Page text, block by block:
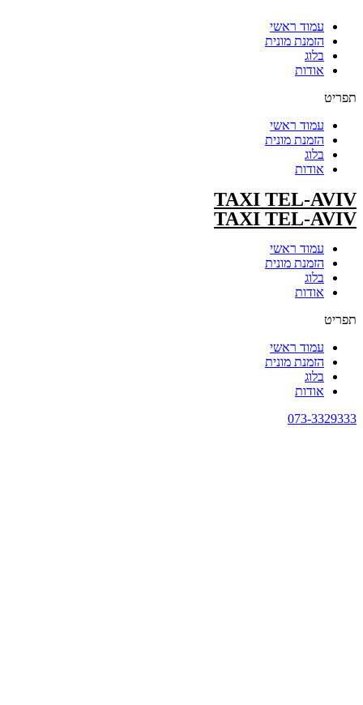
עמוד ראשי
הזמנת מונית
בלוג
אודות
תפריט
עמוד ראשי
הזמנת מונית
בלוג
אודות
TAXI TEL-AVIV
TAXI TEL-AVIV
עמוד ראשי
הזמנת מונית
בלוג
אודות
תפריט
עמוד ראשי
הזמנת מונית
בלוג
אודות
073-3329333